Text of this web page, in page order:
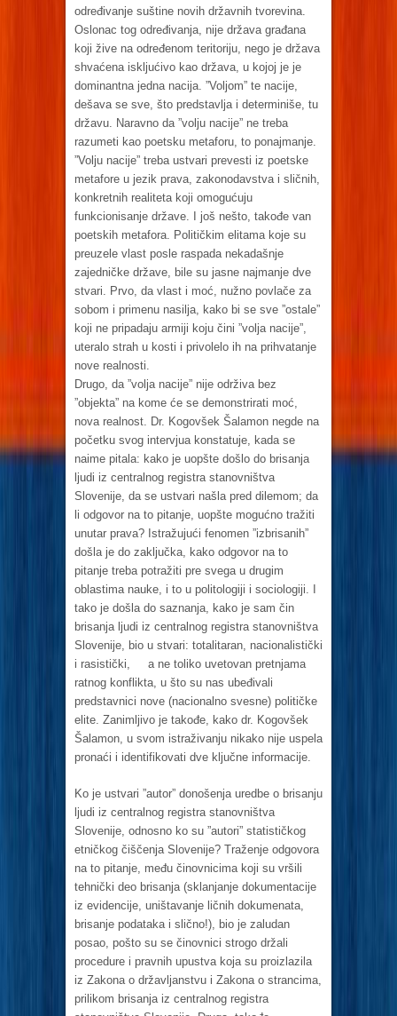
određivanje suštine novih državnih tvorevina.
Oslonac tog određivanja, nije država građana
koji žive na određenom teritoriju, nego je država
shvaćena iskljućivo kao država, u kojoj je je
dominantna jedna nacija. ”Voljom” te nacije,
dešava se sve, što predstavlja i determiniše, tu
državu. Naravno da ”volju nacije” ne treba
razumeti kao poetsku metaforu, to ponajmanje.
”Volju nacije” treba ustvari prevesti iz poetske
metafore u jezik prava, zakonodavstva i sličnih,
konkretnih realiteta koji omogućuju
funkcionisanje države. I još nešto, takođe van
poetskih metafora. Političkim elitama koje su
preuzele vlast posle raspada nekadašnje
zajedničke države, bile su jasne najmanje dve
stvari. Prvo, da vlast i moć, nužno povlače za
sobom i primenu nasilja, kako bi se sve ”ostale”
koji ne pripadaju armiji koju čini ”volja nacije”,
uteralo strah u kosti i privolelo ih na prihvatanje
nove realnosti.
Drugo, da ”volja nacije” nije održiva bez
”objekta” na kome će se demonstrirati moć,
nova realnost. Dr. Kogovšek Šalamon negde na
početku svog intervjua konstatuje, kada se
naime pitala: kako je uopšte došlo do brisanja
ljudi iz centralnog registra stanovništva
Slovenije, da se ustvari našla pred dilemom; da
li odgovor na to pitanje, uopšte mogućno tražiti
unutar prava? Istražujući fenomen ”izbrisanih”
došla je do zaključka, kako odgovor na to
pitanje treba potražiti pre svega u drugim
oblastima nauke, i to u politologiji i sociologiji. I
tako je došla do saznanja, kako je sam čin
brisanja ljudi iz centralnog registra stanovništva
Slovenije, bio u stvari: totalitaran, nacionalistički
i rasistički, a ne toliko uvetovan pretnjama
ratnog konflikta, u što su nas ubeđivali
predstavnici nove (nacionalno svesne) političke
elite. Zanimljivo je takođe, kako dr. Kogovšek
Šalamon, u svom istraživanju nikako nije uspela
pronaći i identifikovati dve ključne informacije.
Ko je ustvari ”autor” donošenja uredbe o brisanju
ljudi iz centralnog registra stanovništva
Slovenije, odnosno ko su ”autori” statističkog
etničkog čiščenja Slovenije? Traženje odgovora
na to pitanje, među činovnicima koji su vršili
tehnički deo brisanja (sklanjanje dokumentacije
iz evidencije, uništavanje ličnih dokumenata,
brisanje podataka i slično!), bio je zaludan
posao, pošto su se činovnici strogo držali
procedure i pravnih upustva koja su proizlazila
iz Zakona o državljanstvu i Zakona o strancima,
prilikom brisanja iz centralnog registra